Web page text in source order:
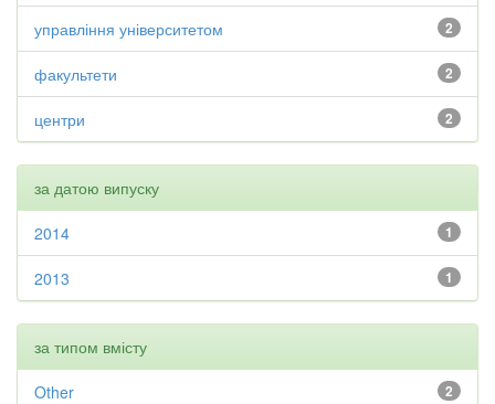
2
управління університетом
2
факультети
2
центри
за датою випуску
1
2014
1
2013
за типом вмісту
2
Other